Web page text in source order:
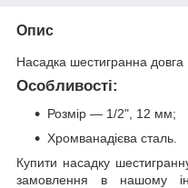
Опис
Насадка шестигранна
Особливості:
Розмір — 1/2", 12 мм;
Хромванадієва сталь.
Купити насадку
замовлення в нашому